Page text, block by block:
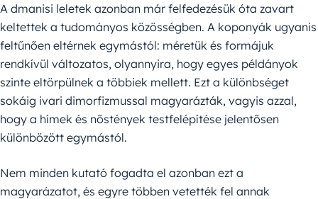
A dmanisi leletek azonban már felfedezésük óta zavart
keltettek a tudományos közösségben. A koponyák ugyanis
feltűnően eltérnek egymástól: méretük és formájuk
rendkívül változatos, olyannyira, hogy egyes példányok
szinte eltörpülnek a többiek mellett. Ezt a különbséget
sokáig ivari dimorfizmussal magyarázták, vagyis azzal,
hogy a hímek és nőstények testfelépítése jelentősen
különbözött egymástól.
Nem minden kutató fogadta el azonban ezt a
magyarázatot, és egyre többen vetették fel annak